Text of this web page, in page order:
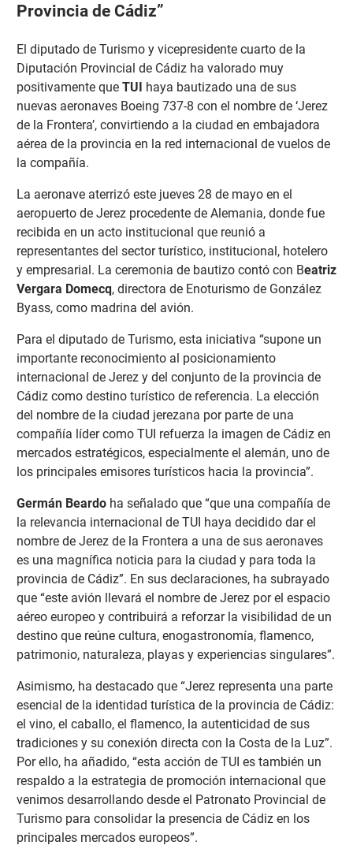
Provincia de Cádiz”
El diputado de Turismo y vicepresidente cuarto de la
Diputación Provincial de Cádiz ha valorado muy
positivamente que TUI haya bautizado una de sus
nuevas aeronaves Boeing 737-8 con el nombre de ‘Jerez
de la Frontera’, convirtiendo a la ciudad en embajadora
aérea de la provincia en la red internacional de vuelos de
la compañía.
La aeronave aterrizó este jueves 28 de mayo en el
aeropuerto de Jerez procedente de Alemania, donde fue
recibida en un acto institucional que reunió a
representantes del sector turístico, institucional, hotelero
y empresarial. La ceremonia de bautizo contó con Beatriz
Vergara Domecq, directora de Enoturismo de González
Byass, como madrina del avión.
Para el diputado de Turismo, esta iniciativa “supone un
importante reconocimiento al posicionamiento
internacional de Jerez y del conjunto de la provincia de
Cádiz como destino turístico de referencia. La elección
del nombre de la ciudad jerezana por parte de una
compañía líder como TUI refuerza la imagen de Cádiz en
mercados estratégicos, especialmente el alemán, uno de
los principales emisores turísticos hacia la provincia”.
Germán Beardoha señalado que “que una compañía de
la relevancia internacional de TUI haya decidido dar el
nombre de Jerez de la Frontera a una de sus aeronaves
es una magnífica noticia para la ciudad y para toda la
provincia de Cádiz”. En sus declaraciones, ha subrayado
que “este avión llevará el nombre de Jerez por el espacio
aéreo europeo y contribuirá a reforzar la visibilidad de un
destino que reúne cultura, enogastronomía, flamenco,
patrimonio, naturaleza, playas y experiencias singulares”.
Asimismo, ha destacado que “Jerez representa una parte
esencial de la identidad turística de la provincia de Cádiz:
el vino, el caballo, el flamenco, la autenticidad de sus
tradiciones y su conexión directa con la Costa de la Luz”.
Por ello, ha añadido, “esta acción de TUI es también un
respaldo a la estrategia de promoción internacional que
venimos desarrollando desde el Patronato Provincial de
Turismo para consolidar la presencia de Cádiz en los
principales mercados europeos”.